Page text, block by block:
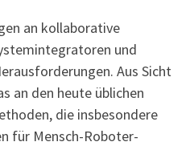
an kollaborative
und
Aus Sicht
an den heute üblichen
die insbesondere
für Mensch-Roboter-